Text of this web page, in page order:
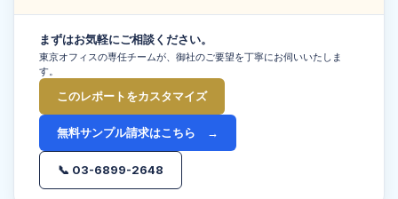
まずはお気軽にご相談ください。
東京オフィスの専任チームが、御社のご要望を丁寧にお伺いいたしま
す。
このレポートをカスタマイズ
無料サンプル請求はこちら →
📞 03-6899-2648